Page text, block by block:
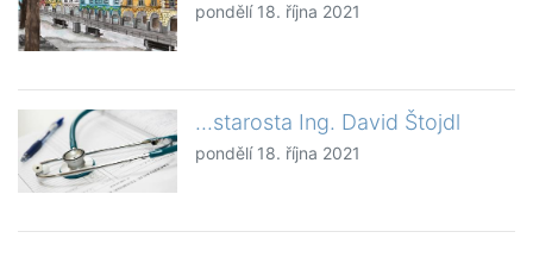
pondělí 18. října 2021
...starosta Ing. David Štojdl
pondělí 18. října 2021